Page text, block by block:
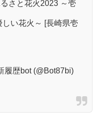
さと花火2023 ～壱
い花火～ [長崎県壱
履歴bot (@Bot87bi)